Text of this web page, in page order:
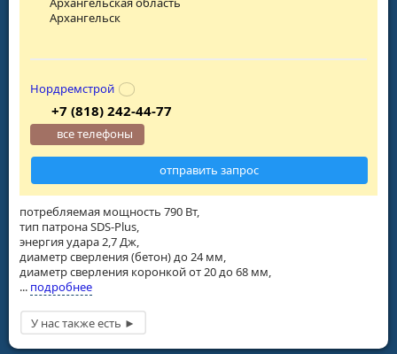
потребляемая мощность 790 Вт,
тип патрона SDS-Plus,
энергия удара 2,7 Дж,
диаметр сверления (бетон) до 24 мм,
диаметр сверления коронкой от 20 до 68 мм,
... подробнее
Архангельск
Нордремстрой
+7 (818) 242-44-77
все телефоны
отправить запрос